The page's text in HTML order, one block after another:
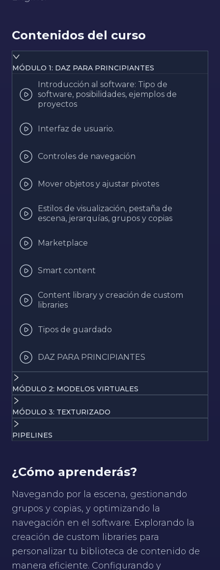
Contenidos del curso
MÓDULO 1: DAZ PARA PRINCIPIANTES
Introducción al software: Tipo de
software, posibilidades, ejemplos de
proyectos
Interfaz de usuario.
Controles de navegación
Mover objetos y ajustar pivotes
Estilos de visualización, pestaña de
escena, jerarquías, grupos y copias
Marketplace
Smart content
Content library y creación de custom
libraries
Tipos de guardado
DAZ PARA PRINCIPIANTES
MÓDULO 2: MODELOS VIRTUALES
MÓDULO 3: TEXTURIZADO
PIPELINES
¿Cómo aprenderás?
Navegando por la escena, gestionando
grupos y copias, y optimizando la
navegación en el software. Explorando la
creación de custom libraries para
personalizar tu biblioteca de contenido de
manera eficiente. Configurando y